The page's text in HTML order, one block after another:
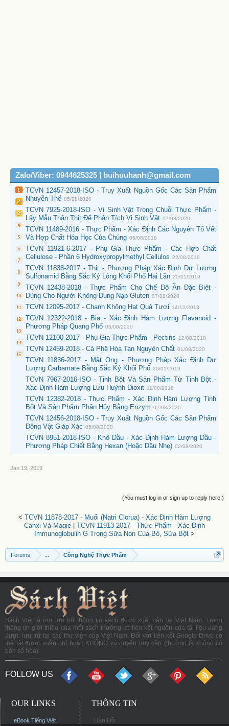
Zalo/Viber: 0944625325 | buihuuhanh@gmail.com
TCVN 12457-2018-ISO - Truy Xuất Nguồn Gốc Các Sản Phẩm
Nhuyễn Thể 05/08/2020
TCVN 7925-2018-ISO - Vi Sinh Vật Trong Chuỗi Thực Phẩm -
Lấy Mẫu Thân Thịt Để Phân Tích Vi Sinh Vật 07/08/2020
TCVN 11489-2016 - Thực Phẩm - Xác Định Các Nguyên Tố Vết
Và Hợp Chất Hóa Học Của Chúng 05/08/2018
TCVN 11921-6-2017 - Phụ Gia Thực Phẩm - Các Hợp Chất
Cellulose - Phần 6 Hydroxypropylmethyl Cellulos 22/08/2018
TCVN 11838-2017 - Thịt - Phương Pháp Xác Định Dư Lượng
Sulfonamid Bằng Sắc Ký Lỏng Khối Phổ Hai Lần 20/01/2019
TCVN 12438-2018 - Thực Phẩm Cho Chế Độ Ăn Đặc Biệt -
Dùng Cho Người Không Dung Nạp Gluten 07/08/2020
TCVN 12095-2017 - Chanh Không Hạt Quả Tươi 14/12/2018
TCVN 12322-2018 - Bia - Xác Định Hàm Lượng Flavanoid -
Phương Pháp Quang Phổ 05/08/2020
TCVN 12100-2017 - Phụ Gia Thực Phẩm - Pectins 12/08/2018
TCVN 12459-2018 - Cà Phê Hòa Tan Nguyên Chất 01/08/2020
TCVN 11836-2017 - Mật Ong - Phương Pháp Xác Định Dư
Lượng Carbamate Bằng Sắc Ký Khối Phổ 20/01/2019
TCVN 7967-2016-ISO - Tinh Bột Và Sản Phẩm Từ Tinh Bột -
Xác Định Hàm Lượng Lưu Huỳnh Dioxit 11/08/2018
TCVN 12382-2018 - Thực Phẩm - Xác Định Hàm Lượng Tinh
Bột Và Sản Phẩm Phân Hủy Bằng Enzym 02/08/2020
TCVN 12456-2018-ISO - Truy Xuất Nguồn Gốc Các Sản Phẩm
Động Vật Giáp Xác 05/08/2020
TCVN 8951-2018-ISO - Khô Dầu - Xác Định Hàm Lượng Dầu -
Phương Pháp Chiết Bằng Hexan (Hoặc Dầu Nhẹ) 02/08/2020
Jan 19, 2019
(You must log in or sign up to reply here.)
< TCVN 11878-2017 - Muối (Natri Clorua) - Xác Định Hàm Lượng
Canxi Và Magie | TCVN 11913-2017 - Thực Phẩm - Xác Định
Immunoglobulin G Trong Sữa Non Của Bò, Sữa Bột >
Forums Công Nghệ Thực Phẩm
Sách Việt là nơi lưu trữ thông tin sách được xuất bản tại Việt Nam. Trong
thông tin giới thiệu của mỗi sách thường có liên kết nguồn của tài liệu đang
được lưu trữ tại các thư viện của Việt Nam. Đối với liên kết Google Drive có
thể tải được miễn phí hoặc KHÔNG có quyền truy cập (thường là không có
bản số hóa).
FOLLOW US
OUR LINKS
eBook Tiếng Việt
THÔNG TIN
Bản Đồ